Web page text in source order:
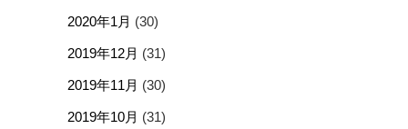
2020年1月 (30)
2019年12月 (31)
2019年11月 (30)
2019年10月 (31)